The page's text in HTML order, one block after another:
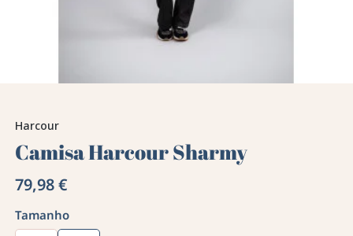
Harcour
Camisa Harcour Sharmy
79,98 €
Tamanho